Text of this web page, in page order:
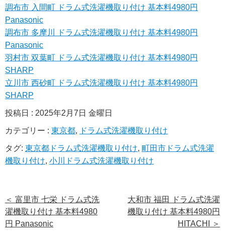
調布市 入間町 ドラム式洗濯機取り付け 基本料4980円
Panasonic
調布市 多摩川 ドラム式洗濯機取り付け 基本料4980円
Panasonic
羽村市 双葉町 ドラム式洗濯機取り付け 基本料4980円
SHARP
立川市 西砂町 ドラム式洗濯機取り付け 基本料4980円
SHARP
投稿日 : 2025年2月7日 金曜日
カテゴリー :東京都, ドラム式洗濯機取り付け
タグ:東京都ドラム式洗濯機取り付け,町田市ドラム式洗濯
機取り付け,小川ドラム式洗濯機取り付け
＜富里市 七栄 ドラム式洗
濯機取り付け 基本料4980
円 Panasonic
大和市 福田 ドラム式洗濯
機取り付け 基本料4980円
HITACHI
＞